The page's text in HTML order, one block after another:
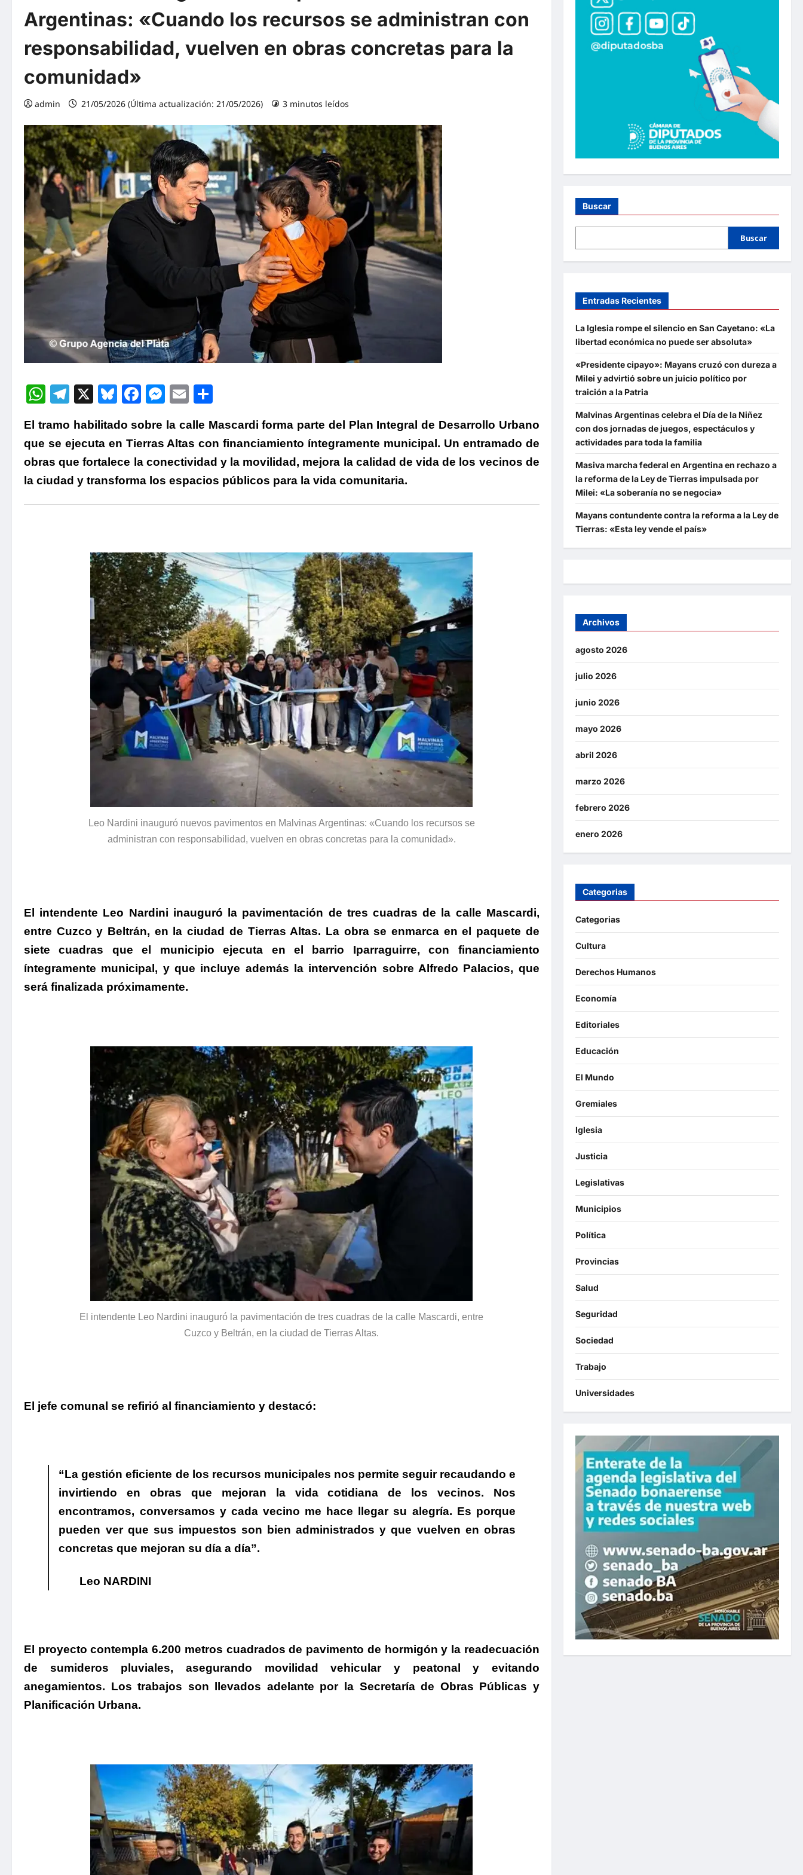
Argentinas: «Cuando los recursos se administran con
responsabilidad, vuelven en obras concretas para la
comunidad»
admin 21/05/2026 (Última actualización: 21/05/2026) 3 minutos leídos
WhatsApp
Telegram
X Bluesky
Facebook
Messenger
Email
El tramo habilitado sobre la calle Mascardi forma parte del Plan Integral de Desarrollo Urbano
que se ejecuta en Tierras Altas con financiamiento íntegramente municipal. Un entramado de
obras que fortalece la conectividad y la movilidad, mejora la calidad de vida de los vecinos de
la ciudad y transforma los espacios públicos para la vida comunitaria.
Leo Nardini inauguró nuevos pavimentos en Malvinas Argentinas: «Cuando los recursos se
administran con responsabilidad, vuelven en obras concretas para la comunidad».
El intendente Leo Nardini inauguró la pavimentación de tres cuadras de la calle Mascardi,
entre Cuzco y Beltrán, en la ciudad de Tierras Altas. La obra se enmarca en el paquete de
siete cuadras que el municipio ejecuta en el barrio Iparraguirre, con financiamiento
íntegramente municipal, y que incluye además la intervención sobre Alfredo Palacios, que
será finalizada próximamente.
El intendente Leo Nardini inauguró la pavimentación de tres cuadras de la calle Mascardi, entre
Cuzco y Beltrán, en la ciudad de Tierras Altas.
El jefe comunal se refirió al financiamiento y destacó:
“La gestión eficiente de los recursos municipales nos permite seguir recaudando e
invirtiendo en obras que mejoran la vida cotidiana de los vecinos. Nos
encontramos, conversamos y cada vecino me hace llegar su alegría. Es porque
pueden ver que sus impuestos son bien administrados y que vuelven en obras
concretas que mejoran su día a día”.
Leo NARDINI
El proyecto contempla 6.200 metros cuadrados de pavimento de hormigón y la readecuación
de sumideros pluviales, asegurando movilidad vehicular y peatonal y evitando
anegamientos. Los trabajos son llevados adelante por la Secretaría de Obras Públicas y
Planificación Urbana.
Buscar
Buscar
Entradas Recientes
La Iglesia rompe el silencio en San Cayetano: «La
libertad económica no puede ser absoluta»
«Presidente cipayo»: Mayans cruzó con dureza a
Milei y advirtió sobre un juicio político por
traición a la Patria
Malvinas Argentinas celebra el Día de la Niñez
con dos jornadas de juegos, espectáculos y
actividades para toda la familia
Masiva marcha federal en Argentina en rechazo a
la reforma de la Ley de Tierras impulsada por
Milei: «La soberanía no se negocia»
Mayans contundente contra la reforma a la Ley de
Tierras: «Esta ley vende el país»
Archivos
agosto 2026
julio 2026
junio 2026
mayo 2026
abril 2026
marzo 2026
febrero 2026
enero 2026
Categorias
Categorias
Cultura
Derechos Humanos
Economía
Editoriales
Educación
El Mundo
Gremiales
Iglesia
Justicia
Legislativas
Municipios
Política
Provincias
Salud
Seguridad
Sociedad
Trabajo
Universidades